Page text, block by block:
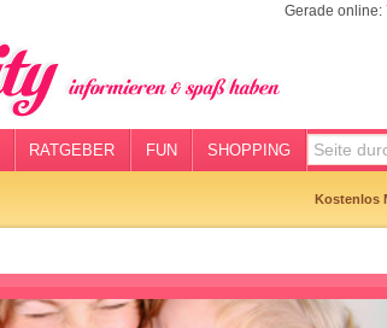
Gerade online:
RATGEBER FUN SHOPPING
Kostenlos